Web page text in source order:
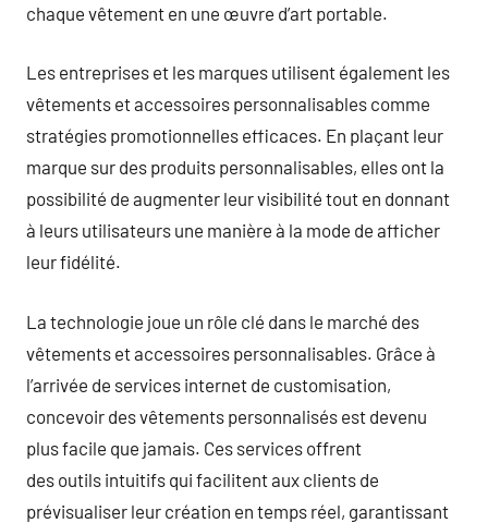
chaque vêtement en une œuvre d’art portable.
Les entreprises et les marques utilisent également les
vêtements et accessoires personnalisables comme
stratégies promotionnelles efficaces. En plaçant leur
marque sur des produits personnalisables, elles ont la
possibilité de augmenter leur visibilité tout en donnant
à leurs utilisateurs une manière à la mode de afficher
leur fidélité.
La technologie joue un rôle clé dans le marché des
vêtements et accessoires personnalisables. Grâce à
l’arrivée de services internet de customisation,
concevoir des vêtements personnalisés est devenu
plus facile que jamais. Ces services offrent
des outils intuitifs qui facilitent aux clients de
prévisualiser leur création en temps réel, garantissant